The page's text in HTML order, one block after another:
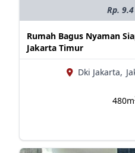
Rp.
Rumah Bagus Nyaman
Jakarta Timur
Dki Jakarta,
480m